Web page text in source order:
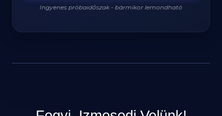
Ingyenes próbaidőszak - bármikor lemondható